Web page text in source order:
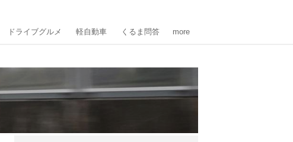
ドライブグルメ 軽自動車 くるま問答 more